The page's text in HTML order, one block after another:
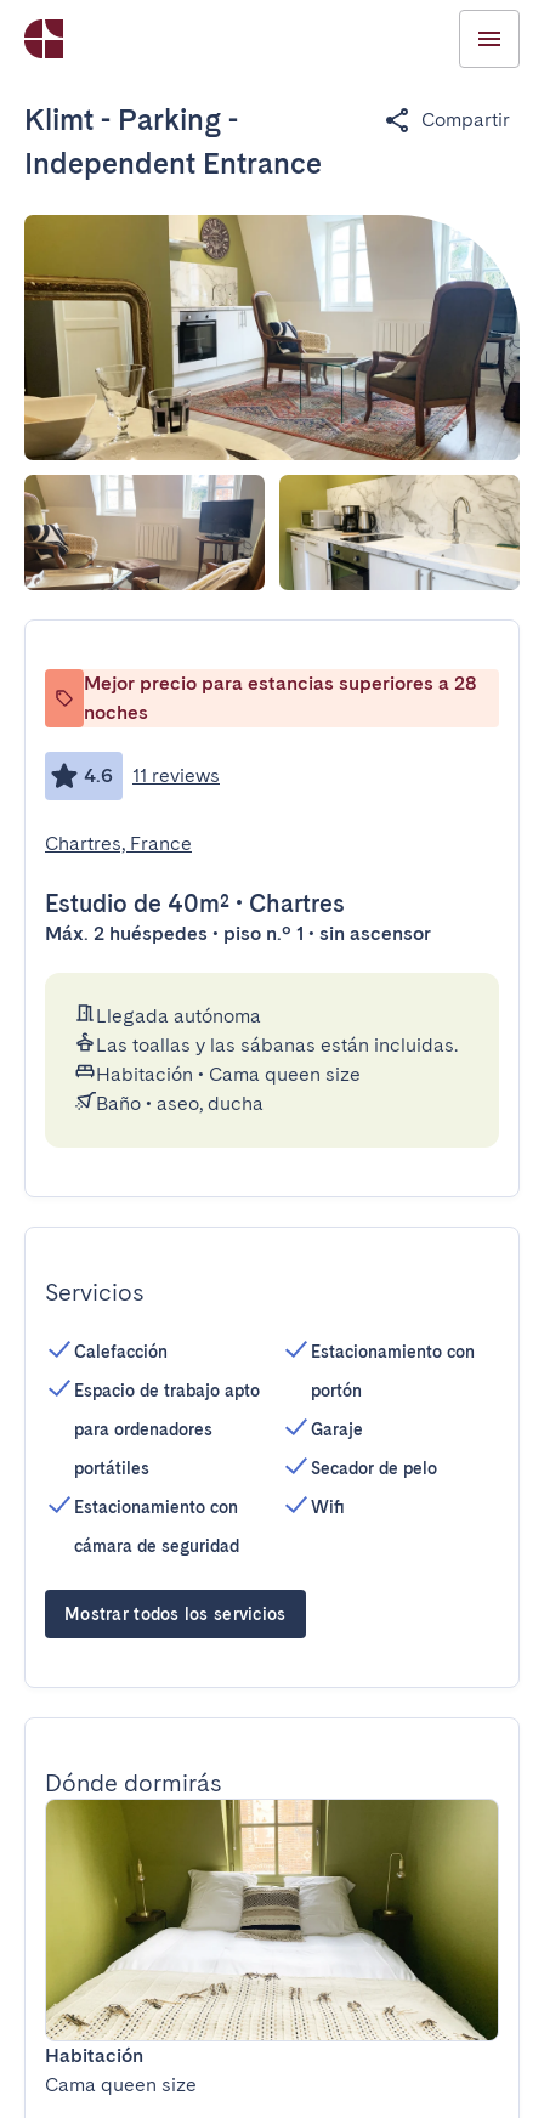
Klimt - Parking -
Independent Entrance
Compartir
Mejor precio para estancias superiores a 28
noches
4.6 11 reviews
Chartres, France
Estudio de 40m² • Chartres
Máx. 2 huéspedes • piso n.º 1 • sin ascensor
Llegada autónoma
Las toallas y las sábanas están incluidas.
Habitación • Cama queen size
Baño • aseo, ducha
Servicios
Calefacción
Espacio de trabajo apto
para ordenadores
portátiles
Estacionamiento con
cámara de seguridad
Estacionamiento con
portón
Garaje
Secador de pelo
Wifi
Mostrar todos los servicios
Dónde dormirás
Habitación
Cama queen size